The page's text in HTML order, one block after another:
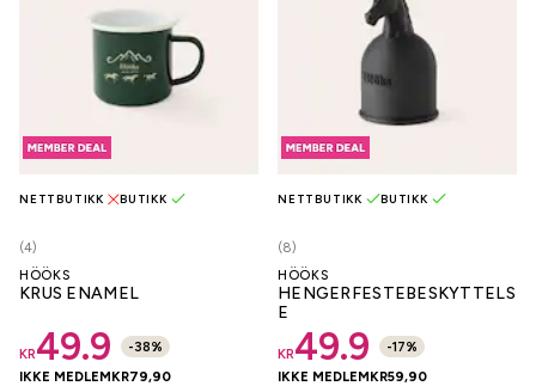
(4)
NETTBUTIKK BUTIKK
HÖÖKS
KRUS ENAMEL
49.9
KR -38%
IKKE MEDLEM
79,90
KR
(8)
NETTBUTIKK BUTIKK
HÖÖKS
HENGERFESTEBESKYTTELS
E
49.9
KR -17%
IKKE MEDLEM
59,90
KR